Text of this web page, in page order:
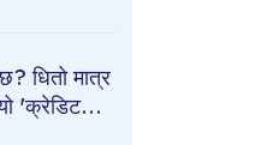
धितो मात्र
'क्रेडिट